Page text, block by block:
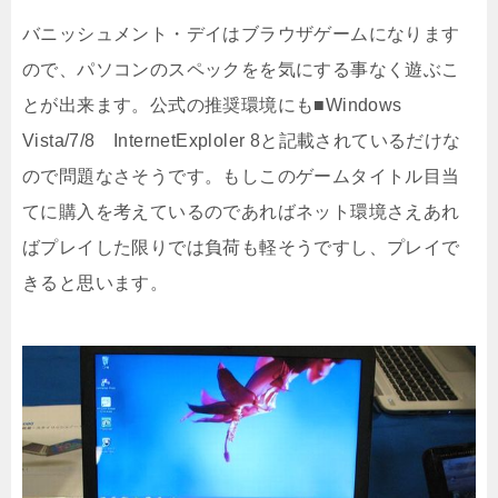
バニッシュメント・デイはブラウザゲームになります
ので、パソコンのスペックをを気にする事なく遊ぶこ
とが出来ます。公式の推奨環境にも■Windows
Vista/7/8 InternetExploler 8と記載されているだけな
ので問題なさそうです。もしこのゲームタイトル目当
てに購入を考えているのであればネット環境さえあれ
ばプレイした限りでは負荷も軽そうですし、プレイで
きると思います。